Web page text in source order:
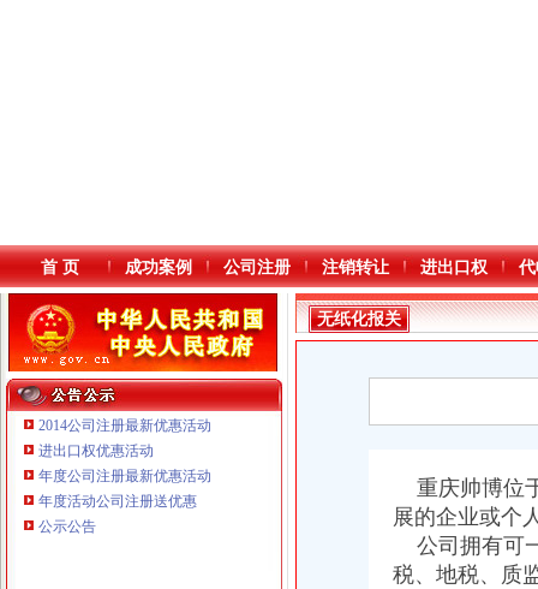
本站导航
首 页 成功案例 公司注册 注销转让 进出口权
2014公司注册最新优惠活动
进出口权优惠活动
年度公司注册最新优惠活动
年度活动公司注册送优惠
公示公告
重庆鸽牌电线电缆有限公司 渝北10010万 (进出口权)
无纸化报关
重庆帅博位
展的企业或个
公司拥有可
税、地税、质